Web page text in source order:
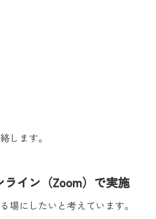
します。
イン（Zoom）で実施
場にしたいと考えています。